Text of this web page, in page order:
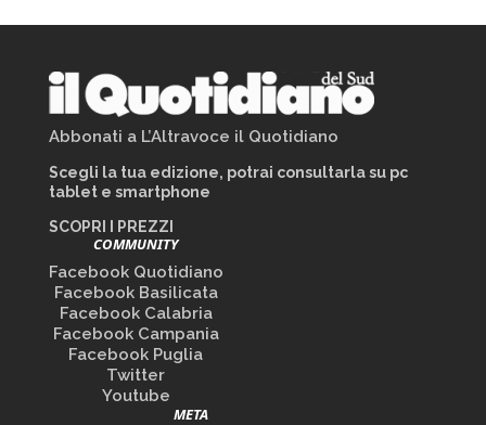
Abbonati a L’Altravoce il Quotidiano
Scegli la tua edizione, potrai consultarla su pc
tablet e smartphone
SCOPRI I PREZZI
COMMUNITY
Facebook Quotidiano
Facebook Basilicata
Facebook Calabria
Facebook Campania
Facebook Puglia
Twitter
Youtube
META